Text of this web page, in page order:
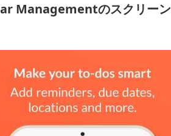
Managementのスクリーン